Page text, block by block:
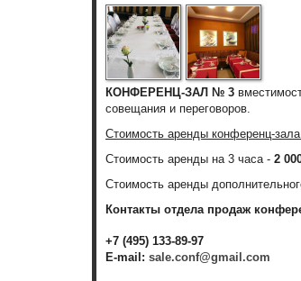
КОНФЕРЕНЦ-ЗАЛ № 3
совещания и переговоров.
Стоимость аренды конференц-
Стоимость аренды на 3 часа - 2
Стоимость аренды
Контакты отдела продаж
+7 (495) 133-89-97
E-mail: sale.conf@gmail.com